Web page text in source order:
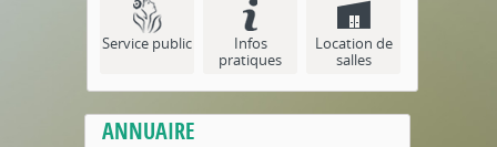
Service public
Infos
pratiques
Location de
salles
ANNUAIRE